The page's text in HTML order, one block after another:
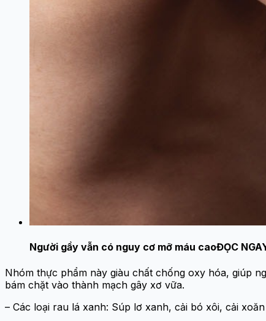
Người gầy vẫn có nguy cơ mỡ máu caoĐỌC
Nhóm thực phẩm này giàu chất chống oxy hóa, giúp
bám chặt vào thành mạch gây xơ vữa.
– Các loại rau lá xanh: Súp lơ xanh, cải bó xôi, cải